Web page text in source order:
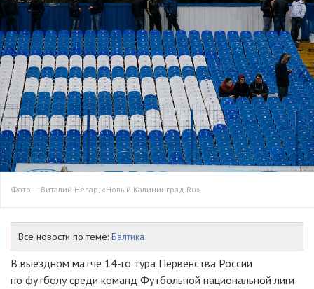
Фото — Виталий Невар, «Новый Калининград.Ru»
Все новости по теме: Балтика
В выездном матче 14-го тура Первенства России
по футболу среди команд Футбольной национальной лиги